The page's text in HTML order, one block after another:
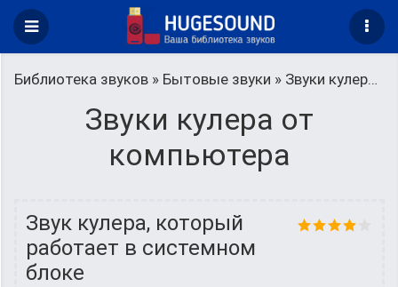
Библиотека звуков » Бытовые звуки » Звуки кулера от компьютера
Звуки кулера от
компьютера
Звук кулера, который
работает в системном
блоке